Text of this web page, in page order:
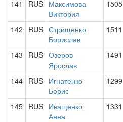
141 RUS Максимова
Виктория
1505
142 RUS Стрищенко
Борислав
1511
143 RUS Озеров
Ярослав
1491
144 RUS Игнатенко
Борис
1299
145 RUS Иващенко
Анна
1331